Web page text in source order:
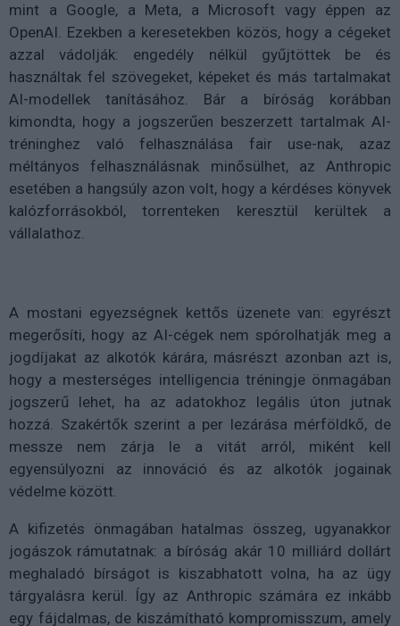
mint a Google, a Meta, a Microsoft vagy éppen az
OpenAI. Ezekben a keresetekben közös, hogy a cégeket
azzal vádolják: engedély nélkül gyűjtöttek be és
használtak fel szövegeket, képeket és más tartalmakat
AI-modellek tanításához. Bár a bíróság korábban
kimondta, hogy a jogszerűen beszerzett tartalmak AI-
tréninghez való felhasználása fair use-nak, azaz
méltányos felhasználásnak minősülhet, az Anthropic
esetében a hangsúly azon volt, hogy a kérdéses könyvek
kalózforrásokból, torrenteken keresztül kerültek a
vállalathoz.
A mostani egyezségnek kettős üzenete van: egyrészt
megerősíti, hogy az AI-cégek nem spórolhatják meg a
jogdíjakat az alkotók kárára, másrészt azonban azt is,
hogy a mesterséges intelligencia tréningje önmagában
jogszerű lehet, ha az adatokhoz legális úton jutnak
hozzá. Szakértők szerint a per lezárása mérföldkő, de
messze nem zárja le a vitát arról, miként kell
egyensúlyozni az innováció és az alkotók jogainak
védelme között.
A kifizetés önmagában hatalmas összeg, ugyanakkor
jogászok rámutatnak: a bíróság akár 10 milliárd dollárt
meghaladó bírságot is kiszabhatott volna, ha az ügy
tárgyalásra kerül. Így az Anthropic számára ez inkább
egy fájdalmas, de kiszámítható kompromisszum, amely